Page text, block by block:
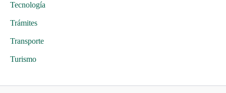
Tecnología
Trámites
Transporte
Turismo